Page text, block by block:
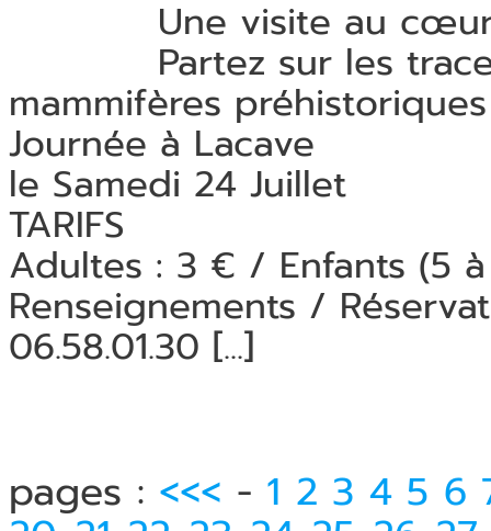
Une visite au
Partez sur les
mammifères préhistoriques
Journée à Lacave
le Samedi 24 Juillet
TARIFS
Adultes : 3 € / Enfants (5
Renseignements /
06.58.01.30 [...]
pages : <<< - 1 2 3 4 5 6